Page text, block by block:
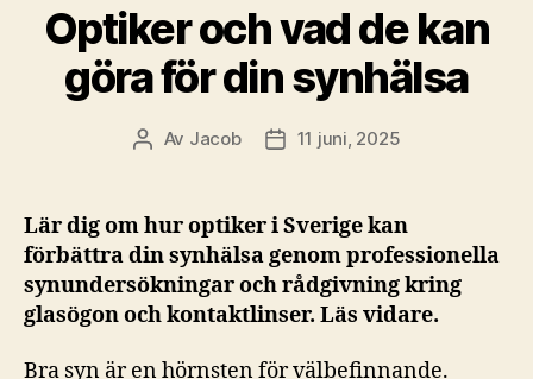
Optiker och vad de kan
göra för din synhälsa
Inläggsförfattare
Av Jacob Inläggsdatum
11 juni, 2025
Lär dig om hur optiker i Sverige kan
förbättra din synhälsa genom professionella
synundersökningar och rådgivning kring
glasögon och kontaktlinser. Läs vidare.
Bra syn är en hörnsten för välbefinnande.